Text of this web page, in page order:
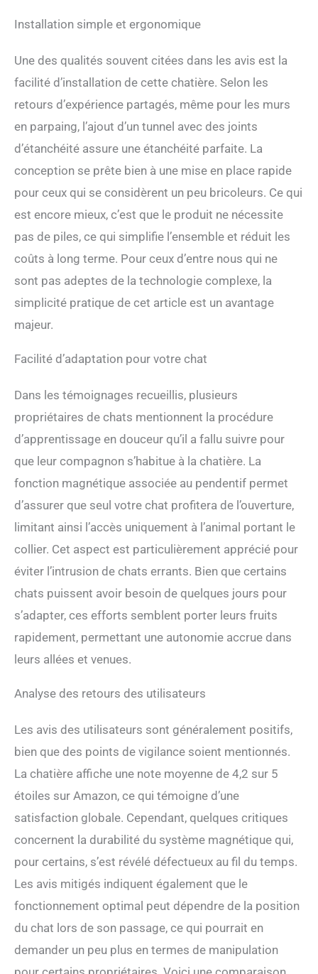
Installation simple et ergonomique
Une des qualités souvent citées dans les avis est la
facilité d’installation de cette chatière. Selon les
retours d’expérience partagés, même pour les murs
en parpaing, l’ajout d’un tunnel avec des joints
d’étanchéité assure une étanchéité parfaite. La
conception se prête bien à une mise en place rapide
pour ceux qui se considèrent un peu bricoleurs. Ce qui
est encore mieux, c’est que le produit ne nécessite
pas de piles, ce qui simplifie l’ensemble et réduit les
coûts à long terme. Pour ceux d’entre nous qui ne
sont pas adeptes de la technologie complexe, la
simplicité pratique de cet article est un avantage
majeur.
Facilité d’adaptation pour votre chat
Dans les témoignages recueillis, plusieurs
propriétaires de chats mentionnent la procédure
d’apprentissage en douceur qu’il a fallu suivre pour
que leur compagnon s’habitue à la chatière. La
fonction magnétique associée au pendentif permet
d’assurer que seul votre chat profitera de l’ouverture,
limitant ainsi l’accès uniquement à l’animal portant le
collier. Cet aspect est particulièrement apprécié pour
éviter l’intrusion de chats errants. Bien que certains
chats puissent avoir besoin de quelques jours pour
s’adapter, ces efforts semblent porter leurs fruits
rapidement, permettant une autonomie accrue dans
leurs allées et venues.
Analyse des retours des utilisateurs
Les avis des utilisateurs sont généralement positifs,
bien que des points de vigilance soient mentionnés.
La chatière affiche une note moyenne de 4,2 sur 5
étoiles sur Amazon, ce qui témoigne d’une
satisfaction globale. Cependant, quelques critiques
concernent la durabilité du système magnétique qui,
pour certains, s’est révélé défectueux au fil du temps.
Les avis mitigés indiquent également que le
fonctionnement optimal peut dépendre de la position
du chat lors de son passage, ce qui pourrait en
demander un peu plus en termes de manipulation